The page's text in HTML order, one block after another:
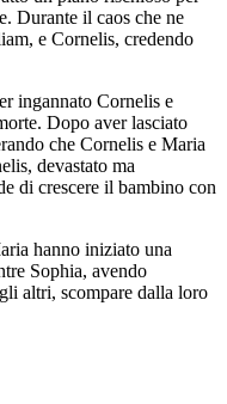
Durante il caos che ne
e Cornelis, credendo
ingannato Cornelis e
Dopo aver lasciato
che Cornelis e Maria
devastato ma
di crescere il bambino con
hanno iniziato una
Sophia, avendo
altri, scompare dalla loro